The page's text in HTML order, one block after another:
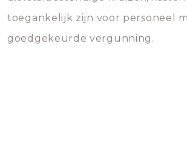
toegankelijk zijn voor personeel
goedgekeurde vergunning.